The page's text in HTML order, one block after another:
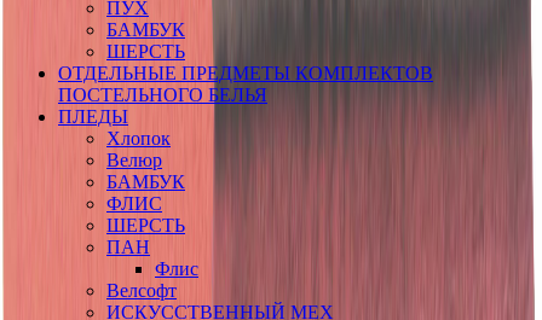
ПУХ
БАМБУК
ШЕРСТЬ
ОТДЕЛЬНЫЕ ПРЕДМЕТЫ КОМПЛЕКТОВ
ПОСТЕЛЬНОГО БЕЛЬЯ
ПЛЕДЫ
Хлопок
Велюр
БАМБУК
ФЛИС
ШЕРСТЬ
ПАН
Флис
Велсофт
ИСКУССТВЕННЫЙ МЕХ